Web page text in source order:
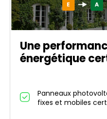
Une
énergétique
Panneaux
fixes et mobiles